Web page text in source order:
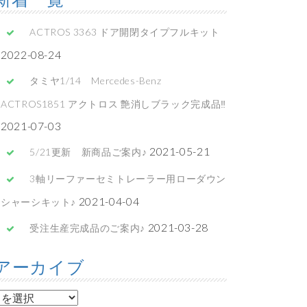
ACTROS 3363 ドア開閉タイプフルキット
2022-08-24
タミヤ1/14 Mercedes-Benz
ACTROS1851 アクトロス 艶消しブラック完成品‼
2021-07-03
5/21更新 新商品ご案内♪ 2021-05-21
3軸リーファーセミトレーラー用ローダウン
シャーシキット♪ 2021-04-04
受注生産完成品のご案内♪ 2021-03-28
ーカイブ